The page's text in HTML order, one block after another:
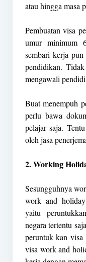
atau hingga masa
Pembuatan visa
umur minimum
sembari kerja pun
pendidikan.
mengawali
Buat menempuh
perlu bawa
pelajar saja.
oleh jasa
2. Working
Sesungguhnya
work and
yaitu
negara tertentu
peruntuk kan visa
visa work and